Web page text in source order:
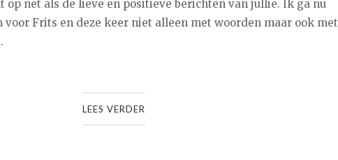
op net als de lieve en positieve berichten van jullie. Ik ga nu
voor Frits en deze keer niet alleen met woorden maar ook met
LEES VERDER